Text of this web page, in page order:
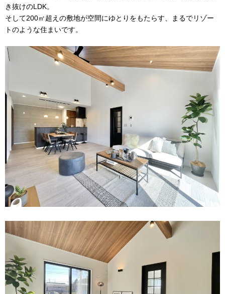
き抜けのLDK。
そして200㎡超えの敷地が空間にゆとりをもたらす、まるでリゾー
トのような住まいです。